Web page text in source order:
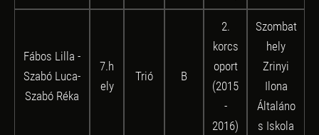
Fábos Lilla -
Szabó Luca-
Szabó Réka
7.h
ely
Trió B
2.
korcs
oport
(2015
-
2016)
Szombat
hely
Zrinyi
Ilona
Általáno
s Iskola